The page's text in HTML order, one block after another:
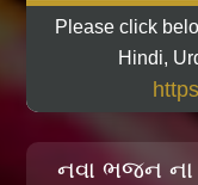
Please click
Hindi,
નવા ભજન